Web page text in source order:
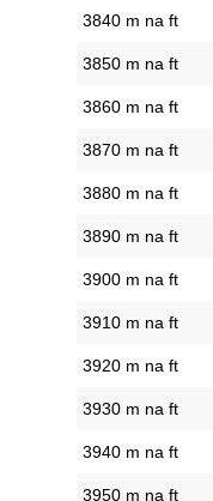
3840 m na ft
3850 m na ft
3860 m na ft
3870 m na ft
3880 m na ft
3890 m na ft
3900 m na ft
3910 m na ft
3920 m na ft
3930 m na ft
3940 m na ft
3950 m na ft